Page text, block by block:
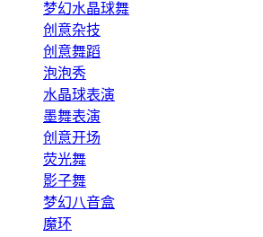
梦幻水晶球舞
创意杂技
创意舞蹈
泡泡秀
水晶球表演
墨舞表演
创意开场
荧光舞
影子舞
梦幻八音盒
魔环